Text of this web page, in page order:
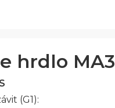
hrdlo
(G1):